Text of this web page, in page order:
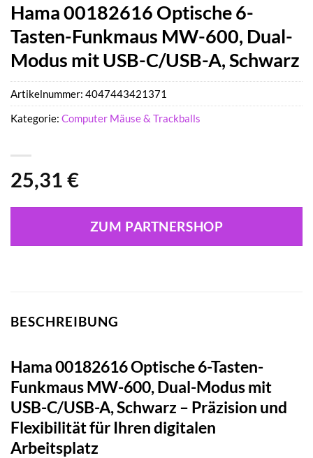
Hama 00182616 Optische 6-
Tasten-Funkmaus MW-600, Dual-
Modus mit USB-C/USB-A, Schwarz
25,31 €
ZUM PARTNERSHOP
Artikelnummer: 4047443421371
Kategorie: Computer Mäuse & Trackballs
BESCHREIBUNG
Hama 00182616 Optische 6-Tasten-
Funkmaus MW-600, Dual-Modus mit
USB-C/USB-A, Schwarz – Präzision und
Flexibilität für Ihren digitalen
Arbeitsplatz